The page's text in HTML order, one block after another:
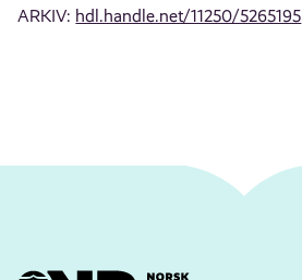
ARKIV: hdl.handle.net/11250/5265195